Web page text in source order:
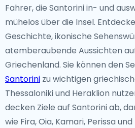
Fahrer, die Santorini in- und
mühelos über die Insel.
Geschichte, ikonische
atemberaubende Aussichten
Griechenland. Sie können den
Santorini zu wichtigen
Thessaloniki und Heraklion
decken Ziele auf Santorini ab,
wie Fira, Oia, Kamari, Perissa